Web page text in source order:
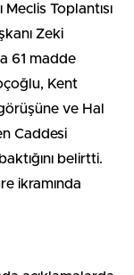
Toplantısı
Zeki
61 madde
Kent
ve Hal
Caddesi
belirtti.
ikramında